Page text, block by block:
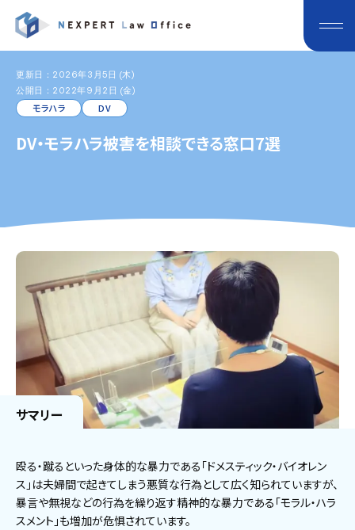
更新日：2026年3月5日 (木)
公開日：2022年9月2日 (金)
モラハラ
DV
DV・モラハラ被害を相談できる窓口7選
サマリー
殴る・蹴るといった身体的な暴力である「ドメスティック・バイオレン
ス」は夫婦間で起きてしまう悪質な行為として広く知られていますが、
暴言や無視などの行為を繰り返す精神的な暴力である「モラル・ハラ
スメント」も増加が危惧されています。